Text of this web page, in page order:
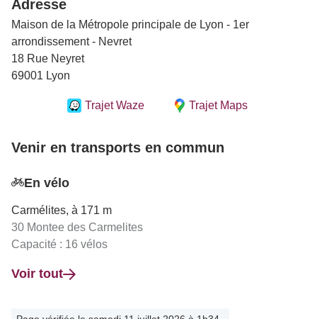
Adresse
Maison de la Métropole principale de Lyon - 1er
arrondissement - Nevret
18 Rue Neyret
69001 Lyon
Trajet Waze Trajet Maps
Venir en transports en commun
En vélo
Carmélites, à 171 m
30 Montee des Carmelites
Capacité : 16 vélos
Voir tout